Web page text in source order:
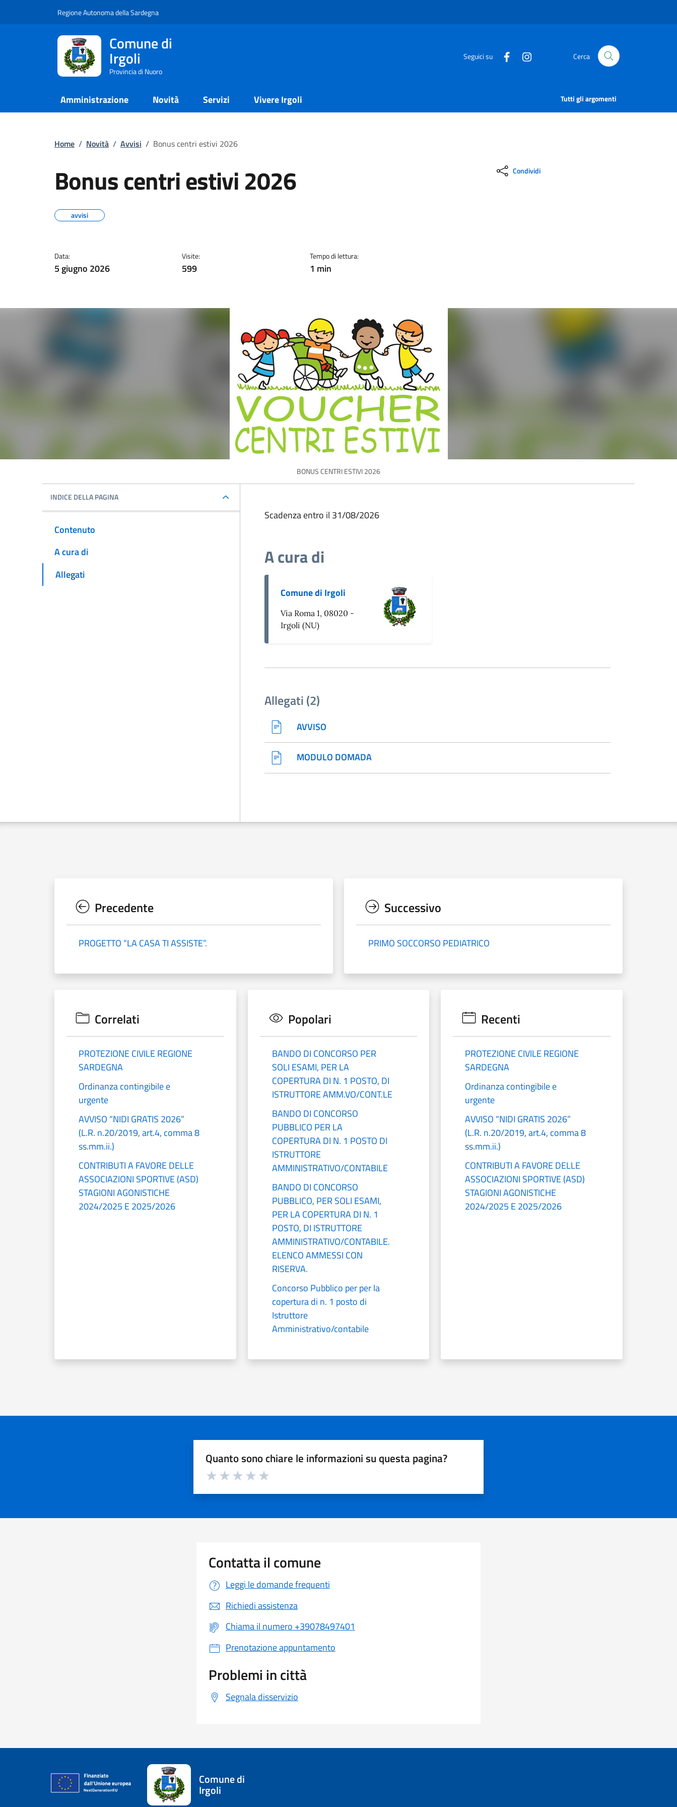
Regione Autonoma della Sardegna
Comune di
Irgoli
Provincia di Nuoro
Seguici su Cerca
Amministrazione Novità Servizi Vivere Irgoli Tutti gli argomenti
Home / Novità / Avvisi / Bonus centri estivi 2026
Bonus centri estivi 2026
avvisi
Data:
5 giugno 2026
Visite:
599
Tempo di lettura:
1 min
Condividi
BONUS CENTRI ESTIVI 2026
INDICE DELLA PAGINA
Contenuto
A cura di
Allegati
Scadenza entro il 31/08/2026
A cura di
Comune di Irgoli
Via Roma 1, 08020 -
Irgoli (NU)
Allegati (2)
AVVISO
MODULO DOMADA
Precedente
PROGETTO “LA CASA TI ASSISTE”.
Successivo
PRIMO SOCCORSO PEDIATRICO
Correlati
PROTEZIONE CIVILE REGIONE
SARDEGNA
Ordinanza contingibile e
urgente
AVVISO “NIDI GRATIS 2026”
(L.R. n.20/2019, art.4, comma 8
ss.mm.ii.)
CONTRIBUTI A FAVORE DELLE
ASSOCIAZIONI SPORTIVE (ASD)
STAGIONI AGONISTICHE
2024/2025 E 2025/2026
Popolari
BANDO DI CONCORSO PER
SOLI ESAMI, PER LA
COPERTURA DI N. 1 POSTO, DI
ISTRUTTORE AMM.VO/CONT.LE
BANDO DI CONCORSO
PUBBLICO PER LA
COPERTURA DI N. 1 POSTO DI
ISTRUTTORE
AMMINISTRATIVO/CONTABILE
BANDO DI CONCORSO
PUBBLICO, PER SOLI ESAMI,
PER LA COPERTURA DI N. 1
POSTO, DI ISTRUTTORE
AMMINISTRATIVO/CONTABILE.
ELENCO AMMESSI CON
RISERVA.
Concorso Pubblico per per la
copertura di n. 1 posto di
Istruttore
Amministrativo/contabile
Recenti
PROTEZIONE CIVILE REGIONE
SARDEGNA
Ordinanza contingibile e
urgente
AVVISO “NIDI GRATIS 2026”
(L.R. n.20/2019, art.4, comma 8
ss.mm.ii.)
CONTRIBUTI A FAVORE DELLE
ASSOCIAZIONI SPORTIVE (ASD)
STAGIONI AGONISTICHE
2024/2025 E 2025/2026
Quanto sono chiare le informazioni su questa pagina?
Valuta da 1 a 5 stelle la pagina
Contatta il comune
Leggi le domande frequenti
Richiedi assistenza
Chiama il numero +39078497401
Prenotazione appuntamento
Problemi in città
Segnala disservizio
Comune di
Irgoli